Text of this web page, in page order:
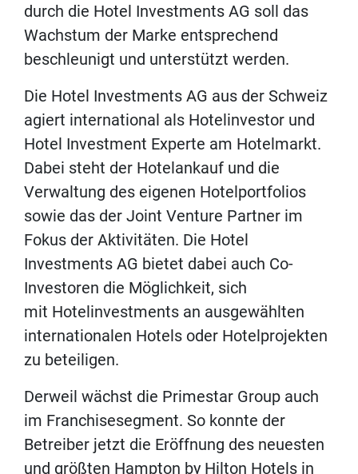
durch die Hotel Investments AG soll das
Wachstum der Marke entsprechend
beschleunigt und unterstützt werden.
Die Hotel Investments AG aus der Schweiz
agiert international als Hotelinvestor und
Hotel Investment Experte am Hotelmarkt.
Dabei steht der Hotelankauf und die
Verwaltung des eigenen Hotelportfolios
sowie das der Joint Venture Partner im
Fokus der Aktivitäten. Die Hotel
Investments AG bietet dabei auch Co-
Investoren die Möglichkeit, sich
mit Hotelinvestments an ausgewählten
internationalen Hotels oder Hotelprojekten
zu beteiligen.
Derweil wächst die Primestar Group auch
im Franchisesegment. So konnte der
Betreiber jetzt die Eröffnung des neuesten
und größten Hampton by Hilton Hotels in